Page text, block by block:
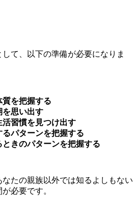
て、以下の準備が必要になりま
を把握する
思い出す
習慣を見つけ出す
パターンを把握する
きのパターンを把握する
たの親族以外では知るよしもない
必要です。